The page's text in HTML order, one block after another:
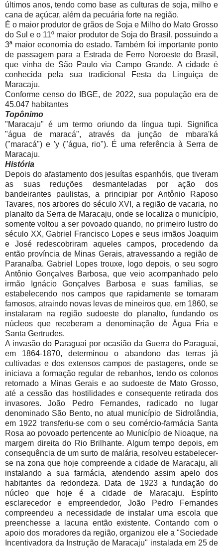
últimos anos, tendo como base as culturas de soja, milho e
cana de açúcar, além da pecuária forte na região.
É o maior produtor de grãos de Soja e Milho do Mato Grosso
do Sul e o 11º maior produtor de Soja do Brasil, possuindo a
3ª maior economia do estado. Também foi importante ponto
de passagem para a Estrada de Ferro Noroeste do Brasil,
que vinha de São Paulo via Campo Grande. A cidade é
conhecida pela sua tradicional Festa da Linguiça de
Maracaju.
Conforme censo do IBGE, de 2022, sua população era de
45.047 habitantes
Topônimo
"Maracaju" é um termo oriundo da língua tupi. Significa
"água de maracá", através da junção de mbara'ká
("maracá") e 'y ("água, rio"). É uma referência à Serra de
Maracaju.
História
Depois do afastamento dos jesuítas espanhóis, que tiveram
as suas reduções desmanteladas por ação dos
bandeirantes paulistas, a principiar por Antônio Raposo
Tavares, nos arbores do século XVI, a região de vacaria, no
planalto da Serra de Maracaju, onde se localiza o município,
somente voltou a ser povoado quando, no primeiro lustro do
século XX, Gabriel Francisco Lopes e seus irmãos Joaquim
e José redescobriram aqueles campos, procedendo da
então província de Minas Gerais, atravessando a região de
Paranaíba. Gabriel Lopes trouxe, logo depois, o seu sogro
Antônio Gonçalves Barbosa, que veio acompanhado pelo
irmão Ignácio Gonçalves Barbosa e suas famílias, se
estabelecendo nos campos que rapidamente se tornaram
famosos, atraindo novas levas de mineiros que, em 1860, se
instalaram na região sudoeste do planalto, fundando os
núcleos que receberam a denominação de Água Fria e
Santa Gertrudes.
A invasão do Paraguai por ocasião da Guerra do Paraguai,
em 1864-1870, determinou o abandono das terras já
cultivadas e dos extensos campos de pastagens, onde se
iniciava a formação regular de rebanhos, tendo os colonos
retornado a Minas Gerais e ao sudoeste de Mato Grosso,
até a cessão das hostilidades e consequente retirada dos
invasores. João Pedro Fernandes, radicado no lugar
denominado São Bento, no atual município de Sidrolândia,
em 1922 transferiu-se com o seu comércio-farmácia Santa
Rosa ao povoado pertencente ao Município de Nioaque, na
margem direita do Rio Brilhante. Algum tempo depois, em
consequência de um surto de malária, resolveu estabelecer-
se na zona que hoje compreende a cidade de Maracaju, ali
instalando a sua farmácia, atendendo assim apelo dos
habitantes da redondeza. Data de 1923 a fundação do
núcleo que hoje é a cidade de Maracaju. Espírito
esclarecedor e empreendedor, João Pedro Fernandes
compreendeu a necessidade de instalar uma escola que
preenchesse a lacuna então existente. Contando com o
apoio dos moradores da região, organizou ele a "Sociedade
Incentivadora da Instrução de Maracaju" instalada em 25 de